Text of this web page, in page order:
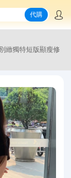
代購
緻獨特短版顯瘦修